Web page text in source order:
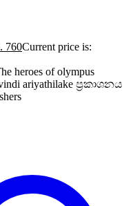
760Current price is:
heroes of olympus
ariyathilake ප්‍රකාශනය